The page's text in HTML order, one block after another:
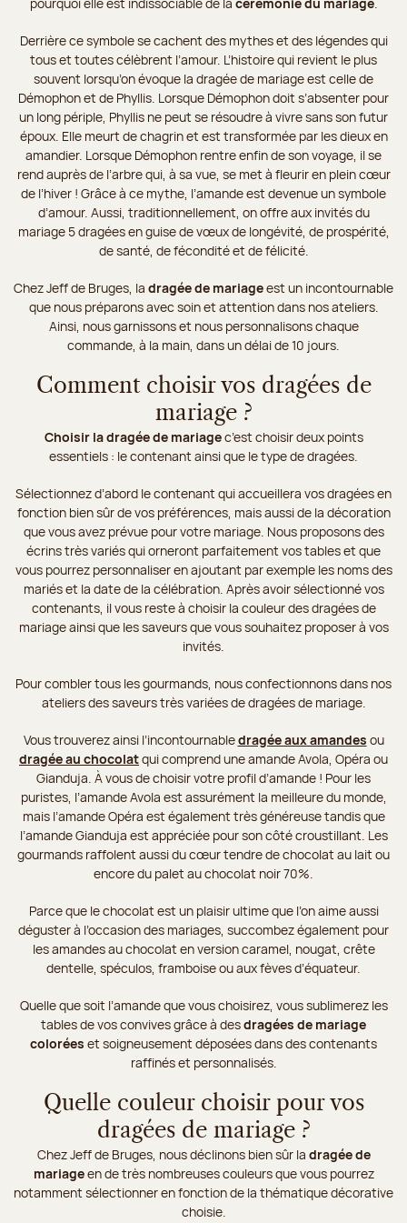
Derrière ce symbole se cachent des mythes et des légendes qui
tous et toutes célèbrent l’amour. L’histoire qui revient le plus
souvent lorsqu’on évoque la dragée de mariage est celle de
Démophon et de Phyllis. Lorsque Démophon doit s’absenter pour
un long périple, Phyllis ne peut se résoudre à vivre sans son futur
époux. Elle meurt de chagrin et est transformée par les dieux en
amandier. Lorsque Démophon rentre enfin de son voyage, il se
rend auprès de l’arbre qui, à sa vue, se met à fleurir en plein cœur
de l’hiver ! Grâce à ce mythe, l’amande est devenue un symbole
d’amour. Aussi, traditionnellement, on offre aux invités du
mariage 5 dragées en guise de vœux de longévité, de prospérité,
de santé, de fécondité et de félicité.
Chez Jeff de Bruges, la dragée de mariageest un incontournable
que nous préparons avec soin et attention dans nos ateliers.
Ainsi, nous garnissons et nous personnalisons chaque
commande, à la main, dans un délai de 10 jours.
Comment choisir vos dragées de
mariage ?
Choisir la dragée de mariagec’est choisir deux points
essentiels : le contenant ainsi que le type de dragées.
Sélectionnez d’abord le contenant qui accueillera vos dragées en
fonction bien sûr de vos préférences, mais aussi de la décoration
que vous avez prévue pour votre mariage. Nous proposons des
écrins très variés qui orneront parfaitement vos tables et que
vous pourrez personnaliser en ajoutant par exemple les noms des
mariés et la date de la célébration. Après avoir sélectionné vos
contenants, il vous reste à choisir la couleur des dragées de
mariage ainsi que les saveurs que vous souhaitez proposer à vos
invités.
Pour combler tous les gourmands, nous confectionnons dans nos
ateliers des saveurs très variées de dragées de mariage.
Vous trouverez ainsi l’incontournabledragée aux amandes ou
dragée au chocolatqui comprend une amande Avola, Opéra ou
Gianduja. À vous de choisir votre profil d’amande ! Pour les
puristes, l’amande Avola est assurément la meilleure du monde,
mais l’amande Opéra est également très généreuse tandis que
l’amande Gianduja est appréciée pour son côté croustillant. Les
gourmands raffolent aussi du cœur tendre de chocolat au lait ou
encore du palet au chocolat noir 70%.
Parce que le chocolat est un plaisir ultime que l’on aime aussi
déguster à l’occasion des mariages, succombez également pour
les amandes au chocolat en version caramel, nougat, crête
dentelle, spéculos, framboise ou aux fèves d’équateur.
Quelle que soit l’amande que vous choisirez, vous sublimerez les
tables de vos convives grâce à desdragées de mariage
colorées et soigneusement déposées dans des contenants
raffinés et personnalisés.
Quelle couleur choisir pour vos
dragées de mariage ?
Chez Jeff de Bruges, nous déclinons bien sûr la dragée de
mariageen de très nombreuses couleurs que vous pourrez
notamment sélectionner en fonction de la thématique décorative
choisie.